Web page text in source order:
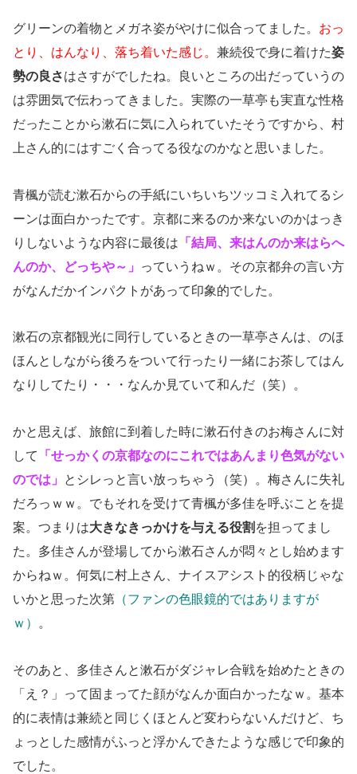
グリーンの着物とメガネ姿がやけに似合ってました。 おっ
とり、はんなり、落ち着いた感じ。 兼続役で身に着けた姿
勢の良さはさすがでしたね。良いところの出だっていうの
は雰囲気で伝わってきました。実際の一草亭も実直な性格
だったことから漱石に気に入られていたそうですから、村
上さん的にはすごく合ってる役なのかなと思いました。
青楓が読む漱石からの手紙にいちいちツッコミ入れてるシ
ーンは面白かったです。京都に来るのか来ないのかはっき
りしないような内容に最後は 「結局、来はんのか来はらへ
んのか、どっちや～」
っていうねｗ。その京都弁の言い方
がなんだかインパクトがあって印象的でした。
漱石の京都観光に同行しているときの一草亭さんは、のほ
ほんとしながら後ろをついて行ったり一緒にお茶してはん
なりしてたり・・・なんか見ていて和んだ（笑）。
かと思えば、旅館に到着した時に漱石付きのお梅さんに対
して
「せっかくの京都なのにこれではあんまり色気がない
のでは」
とシレっと言い放っちゃう（笑）。梅さんに失礼
だろっｗｗ。でもそれを受けて青楓が多佳を呼ぶことを提
案。つまりは大きなきっかけを与える役割 を担ってまし
た。多佳さんが登場してから漱石さんが悶々とし始めます
からねｗ。何気に村上さん、ナイスアシスト的役柄じゃな
いかと思った次第 （ファンの色眼鏡的ではありますが
ｗ）
。
そのあと、多佳さんと漱石がダジャレ合戦を始めたときの
「え？」って固まってた顔がなんか面白かったなｗ。基本
的に表情は兼続と同じくほとんど変わらないんだけど、ち
ょっとした感情がふっと浮かんできたような感じで印象的
でした。